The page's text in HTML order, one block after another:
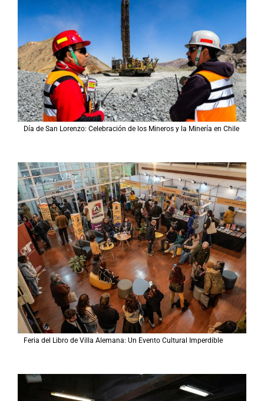
Día de San Lorenzo: Celebración de los Mineros y la Minería en Chile
Feria del Libro de Villa Alemana: Un Evento Cultural Imperdible